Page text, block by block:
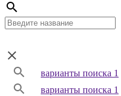
варианты поиска 1
варианты поиска 1